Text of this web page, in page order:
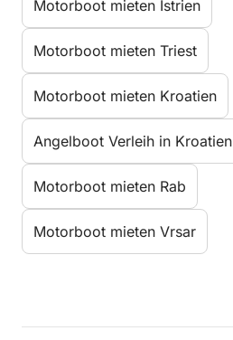
Motorboot mieten Istrien
Motorboot mieten Triest
Motorboot mieten Kroatien
Angelboot Verleih in Kroatien
Motorboot mieten Rab
Motorboot mieten Vrsar